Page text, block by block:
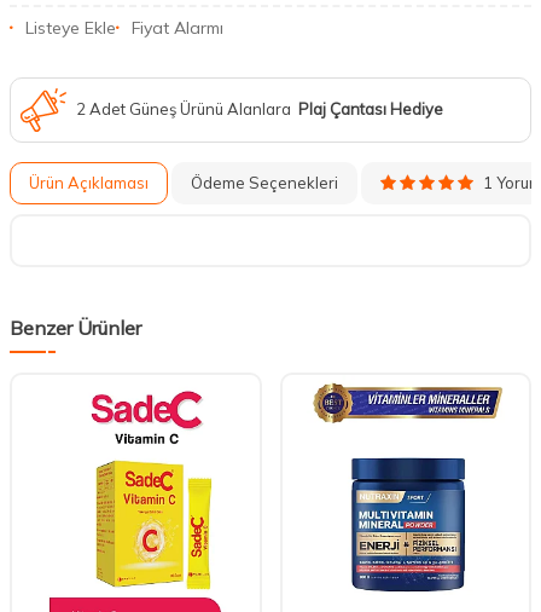
Listeye Ekle Fiyat Alarmı
2 Adet Güneş Ürünü Alanlara Plaj Çantası Hediye
Ürün Açıklaması Ödeme Seçenekleri 1 Yorum
Benzer Ürünler